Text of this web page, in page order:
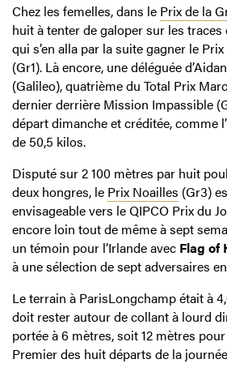
Chez les femelles, dans le Prix de la
huit à tenter de galoper sur les traces
qui s’en alla par la suite gagner le
(Gr1). Là encore, une déléguée
(Galileo), quatrième du Total Prix
dernier derrière Mission Impassible
départ dimanche et créditée, comme
de 50,5 kilos.
Disputé sur 2 100 mètres par huit
deux hongres, le Prix Noailles (Gr3)
envisageable vers le QIPCO Prix du
encore loin tout de même à sept
un témoin pour l’Irlande avec Flag of
à une sélection de sept adversaires
Le terrain à ParisLongchamp était à
doit rester autour de collant à lourd
portée à 6 mètres, soit 12 mètres
Premier des huit départs de la